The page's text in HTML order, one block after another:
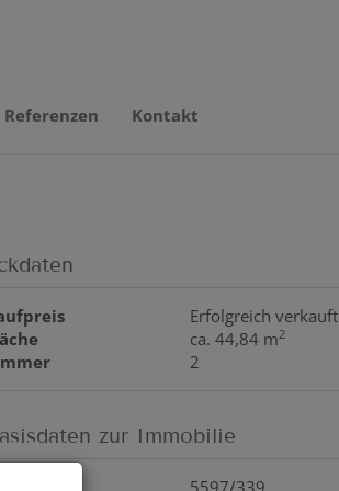
Referenzen Kontakt
Erfolgreich verkauft
ca. 44,84 m2
2
zur Immobilie
5597/339